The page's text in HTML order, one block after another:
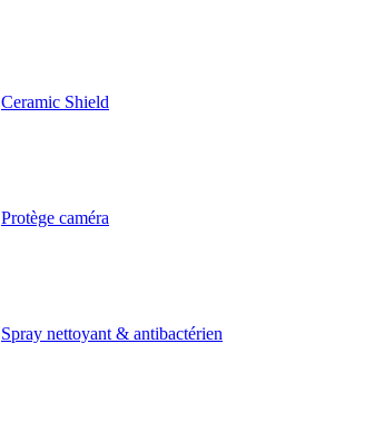
Ceramic Shield
Protège caméra
Spray nettoyant & antibactérien